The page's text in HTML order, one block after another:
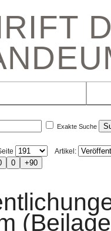
Exakte Suche
Artikel: